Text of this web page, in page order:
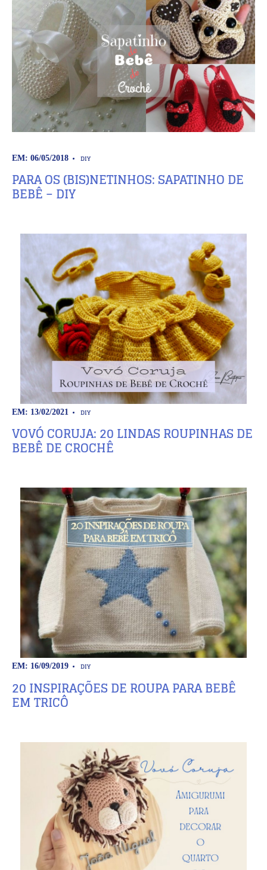
EM: 06/05/2018 DIY
PARA OS (BIS)NETINHOS: SAPATINHO DE
BEBÊ – DIY
EM: 13/02/2021 DIY
VOVÓ CORUJA: 20 LINDAS ROUPINHAS DE
BEBÊ DE CROCHÊ
EM: 16/09/2019 DIY
20 INSPIRAÇÕES DE ROUPA PARA BEBÊ
EM TRICÔ